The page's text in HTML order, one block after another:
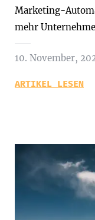
Marketing-
mehr
10. November,
ARTIKEL LESEN